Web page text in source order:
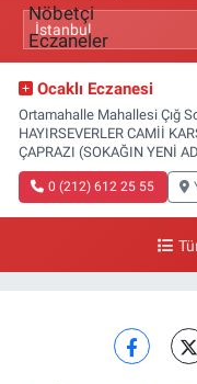
Ocaklı Eczanesi
Ortamahalle Mahallesi Çığ
HAYIRSEVERLER CAMİİ
ÇAPRAZI (SOKAĞIN YENİ
0 (212) 612 25 55